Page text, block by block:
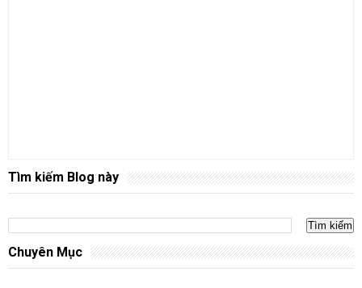
Tìm kiếm Blog này
Chuyên Mục